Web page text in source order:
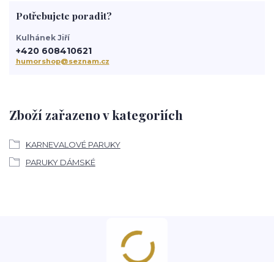
Zboží zařazeno v kategoriích
KARNEVALOVÉ PARUKY
PARUKY DÁMSKÉ
Potřebujete poradit?
Kulhánek Jiří
+420 608410621
humorshop@seznam.cz